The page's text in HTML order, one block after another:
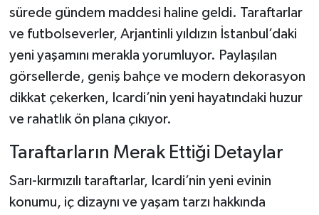
sürede gündem maddesi haline geldi. Taraftarlar
ve futbolseverler, Arjantinli yıldızın İstanbul’daki
yeni yaşamını merakla yorumluyor. Paylaşılan
görsellerde, geniş bahçe ve modern dekorasyon
dikkat çekerken, Icardi’nin yeni hayatındaki huzur
ve rahatlık ön plana çıkıyor.
Taraftarların Merak Ettiği Detaylar
Sarı-kırmızılı taraftarlar, Icardi’nin yeni evinin
konumu, iç dizaynı ve yaşam tarzı hakkında